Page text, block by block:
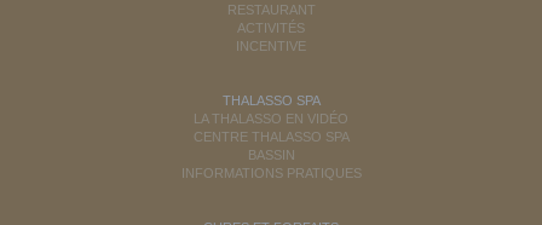
RESTAURANT
ACTIVITÉS
INCENTIVE
THALASSO SPA
LA THALASSO EN VIDÉO
CENTRE THALASSO SPA
BASSIN
INFORMATIONS PRATIQUES